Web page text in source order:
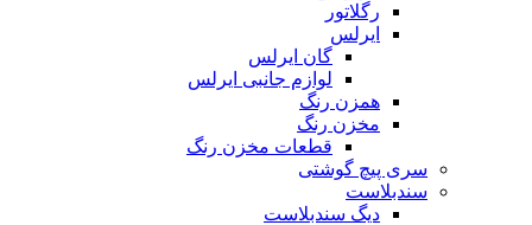
رگلاتور
ایرلس
گان ایرلس
لوازم جانبی ایرلس
همزن رنگ
مخزن رنگ
قطعات مخزن رنگ
سری پیچ گوشتی
سندبلاست
دیگ سندبلاست